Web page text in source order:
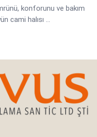
konforunu ve bakım
cami halısı ...